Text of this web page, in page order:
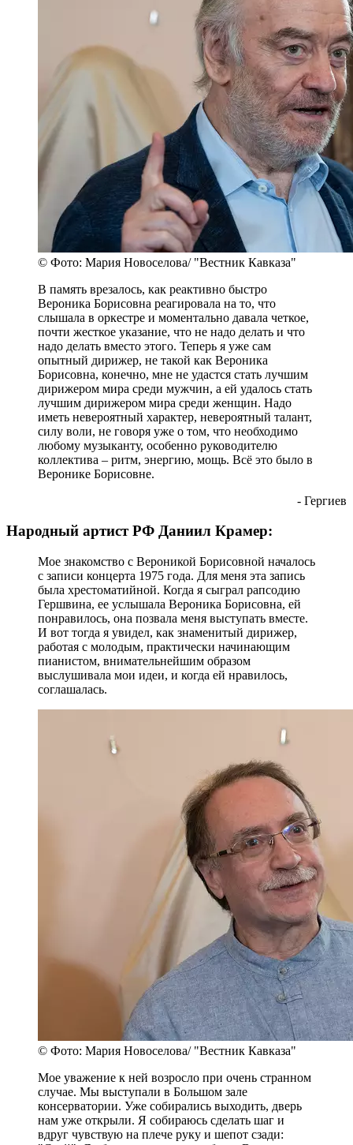
© Фото: Мария Новоселова/ "Вестник Кавказа"
В память врезалось, как реактивно быстро
Вероника Борисовна реагировала на то, что
слышала в оркестре и моментально давала четкое,
почти жесткое указание, что не надо делать и что
надо делать вместо этого. Теперь я уже сам
опытный дирижер, не такой как Вероника
Борисовна, конечно, мне не удастся стать лучшим
дирижером мира среди мужчин, а ей удалось стать
лучшим дирижером мира среди женщин. Надо
иметь невероятный характер, невероятный талант,
силу воли, не говоря уже о том, что необходимо
любому музыканту, особенно руководителю
коллектива – ритм, энергию, мощь. Всё это было в
Веронике Борисовне.
- Гергиев
Народный артист РФ Даниил Крамер:
Мое знакомство с Вероникой Борисовной началось
с записи концерта 1975 года. Для меня эта запись
была хрестоматийной. Когда я сыграл рапсодию
Гершвина, ее услышала Вероника Борисовна, ей
понравилось, она позвала меня выступать вместе.
И вот тогда я увидел, как знаменитый дирижер,
работая с молодым, практически начинающим
пианистом, внимательнейшим образом
выслушивала мои идеи, и когда ей нравилось,
соглашалась.
© Фото: Мария Новоселова/ "Вестник Кавказа"
Мое уважение к ней возросло при очень странном
случае. Мы выступали в Большом зале
консерватории. Уже собирались выходить, дверь
нам уже открыли. Я собираюсь сделать шаг и
вдруг чувствую на плече руку и шепот сзади: